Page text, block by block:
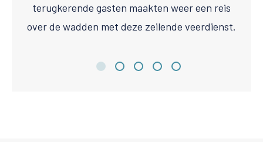
terugkerende gasten maakten weer een reis
over de wadden met deze zeilende veerdienst.